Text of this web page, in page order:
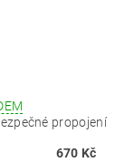
propojení
670 Kč